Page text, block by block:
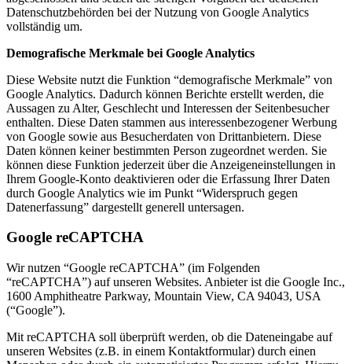
Datenschutzbehörden bei der Nutzung von Google Analytics
vollständig um.
Demografische Merkmale bei Google Analytics
Diese Website nutzt die Funktion “demografische Merkmale” von
Google Analytics. Dadurch können Berichte erstellt werden, die
Aussagen zu Alter, Geschlecht und Interessen der Seitenbesucher
enthalten. Diese Daten stammen aus interessenbezogener Werbung
von Google sowie aus Besucherdaten von Drittanbietern. Diese
Daten können keiner bestimmten Person zugeordnet werden. Sie
können diese Funktion jederzeit über die Anzeigeneinstellungen in
Ihrem Google-Konto deaktivieren oder die Erfassung Ihrer Daten
durch Google Analytics wie im Punkt “Widerspruch gegen
Datenerfassung” dargestellt generell untersagen.
Google reCAPTCHA
Wir nutzen “Google reCAPTCHA” (im Folgenden
“reCAPTCHA”) auf unseren Websites. Anbieter ist die Google Inc.,
1600 Amphitheatre Parkway, Mountain View, CA 94043, USA
(“Google”).
Mit reCAPTCHA soll überprüft werden, ob die Dateneingabe auf
unseren Websites (z.B. in einem Kontaktformular) durch einen